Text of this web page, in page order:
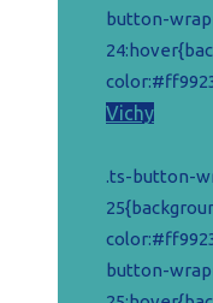
button-
Vichy
.ts-button-
button-